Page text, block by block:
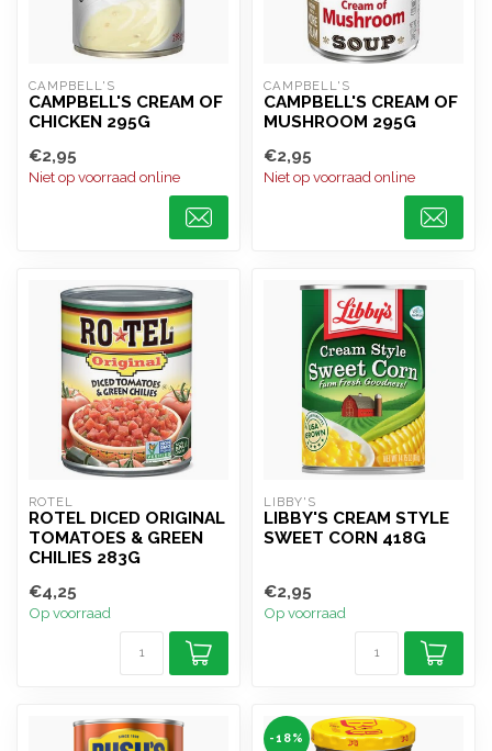
CAMPBELL'S
CAMPBELL'S CREAM OF
CHICKEN 295G
€2,95
Niet op voorraad online
CAMPBELL'S
CAMPBELL'S CREAM OF
MUSHROOM 295G
€2,95
Niet op voorraad online
ROTEL
ROTEL DICED ORIGINAL
TOMATOES & GREEN
CHILIES 283G
€4,25
Op voorraad
LIBBY'S
LIBBY'S CREAM STYLE
SWEET CORN 418G
€2,95
Op voorraad
-18%